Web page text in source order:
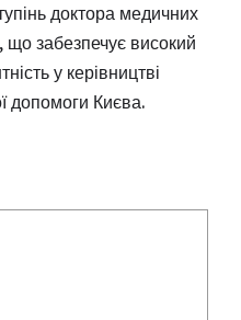
доктора медичних
забезпечує високий
у керівництві
допомоги Києва.